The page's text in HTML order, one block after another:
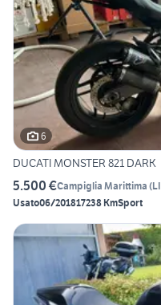
6
DUCATI MONSTER 821 DARK
5.500 €Campiglia Marittima (LI
Usato06/201817238 KmSport